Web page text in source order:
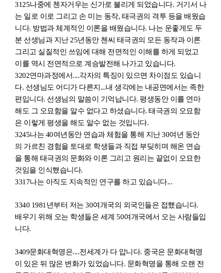
3125나중에 첸자거우는 신가로 불리게 되었습니 다. 거기서 나
는 일로 이로 그리고 손 미는 동작, 태극권의 격투 등을 배웠습
니 다. 방법과 체계적인 이론을 배웠습니 다. 나는 운좋게도 두
분 선생님과 지난 25년동안 첸씨 태극권의 모든 동작과 이론
그리고 실질적인 쓰임에 대해 전면적인 이해를 하게 되었고
이를 역시 전면적으로 계승발전해 나가고 있습니 다.
3202연마과정에서....각자의 특징이 있으면 차이점도 있습니
다. 선생님도 어디가 다른지...내 생각에는 내공면에서는 족한
편입니 다. 선생님의 말씀이 기억납니 다. 평생동안 이를 연마
해도 그 오묘함을 알수 없다고 하셨습니 다. 태극권의 오묘함
은 이렇게 평생을 해도 알수 없는 것입니 다.
3245나는 40여년동안 연습과 체험을 통해 지난 30여년 동안
의 가르친 경험을 토대로 학생들과 직접 부딪히며 해온 연습
을 통해 태극권의 문화와 이론 그리고 원리는 끝없이 오묘한
것임을 인식했습니 다.
3317나는 아직도 지속적인 연구를 하고 있습니 다...
3340 1981년부터 저는 30여개국의 외국인들은 접했습니다.
배우기 위해 오는 학생들은 세계 50여개국에서 오는 사람들입
니다.
3409문화대혁명은....전세계가 다 압니다. 중국은 문화대혁명
이 있은 뒤 많은 변화가 있었습니다. 문화혁명을 통해 오랜 전